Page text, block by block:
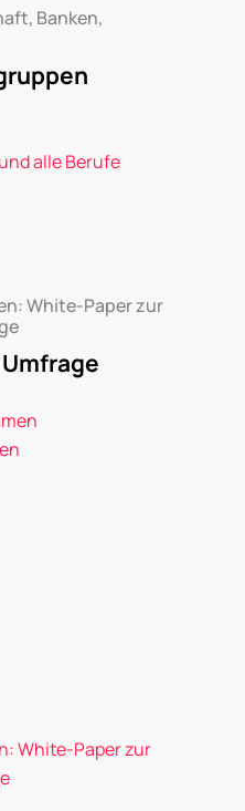
Banken,
alle Berufe
White-Paper zur
White-Paper zur